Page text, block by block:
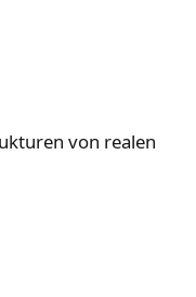
von realen